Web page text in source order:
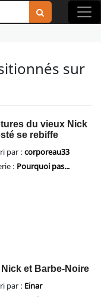
sur
du vieux Nick
se rebiffe
par : corporeau33
: Pourquoi pas...
Nick et Barbe-Noire
par : Einar